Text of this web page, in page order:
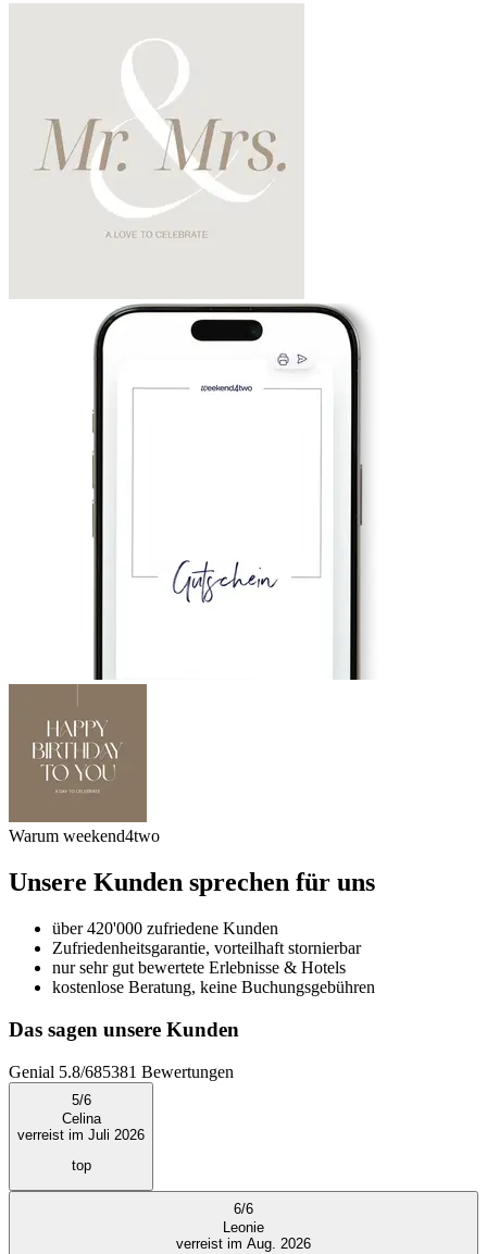
Warum weekend4two
Unsere Kunden sprechen für uns
über 420'000 zufriedene Kunden
Zufriedenheitsgarantie, vorteilhaft stornierbar
nur sehr gut bewertete Erlebnisse & Hotels
kostenlose Beratung, keine Buchungsgebühren
Das sagen unsere Kunden
Genial 5.8/685381 Bewertungen
5/6
Celina
verreist im Juli 2026
top
6/6
Leonie
verreist im Aug. 2026